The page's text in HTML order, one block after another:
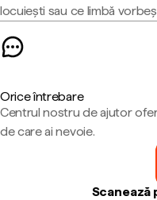
locuiești sau ce limbă
Orice întrebare
Centrul nostru de ajutor
de care ai nevoie.
Scanează